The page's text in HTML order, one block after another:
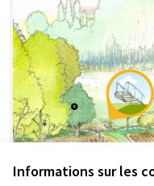
Informations sur les